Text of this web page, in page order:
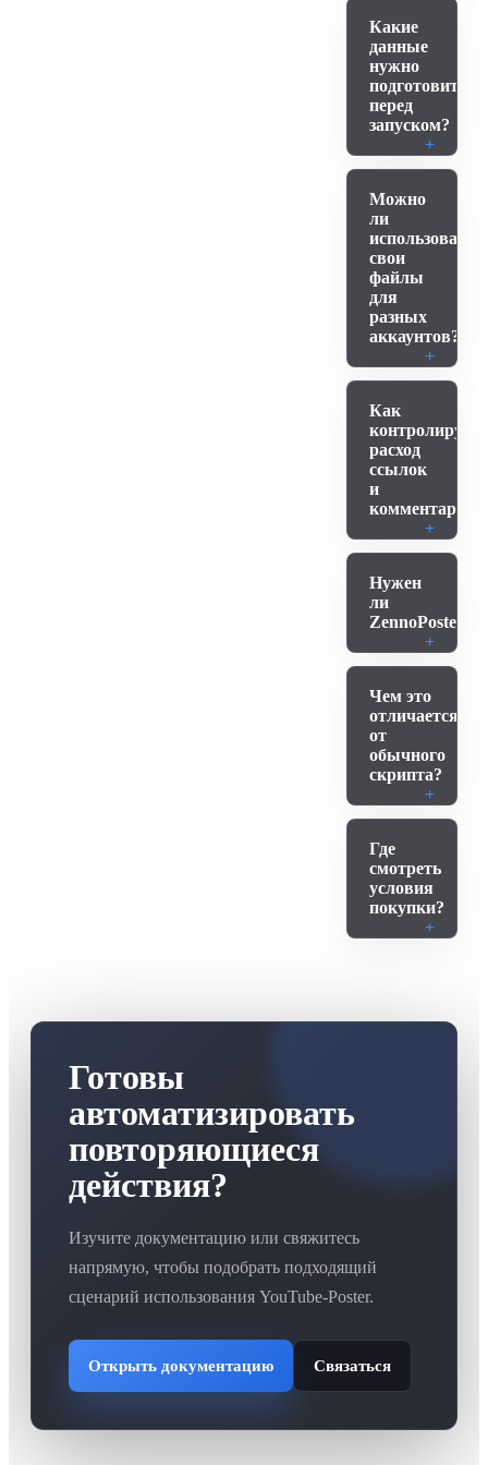
Какие
данные
нужно
подготовить
перед
запуском?
Можно
ли
использовать
свои
файлы
для
разных
аккаунтов?
Как
расход
ссылок
и
Нужен
ли
ZennoPoster?
Чем это
отличается
от
обычного
скрипта?
Где
смотреть
условия
покупки?
Готовы
автоматизировать
повторяющиеся
действия?
Изучите документацию или свяжитесь
напрямую, чтобы подобрать подходящий
сценарий использования YouTube-Poster.
Открыть документацию Связаться